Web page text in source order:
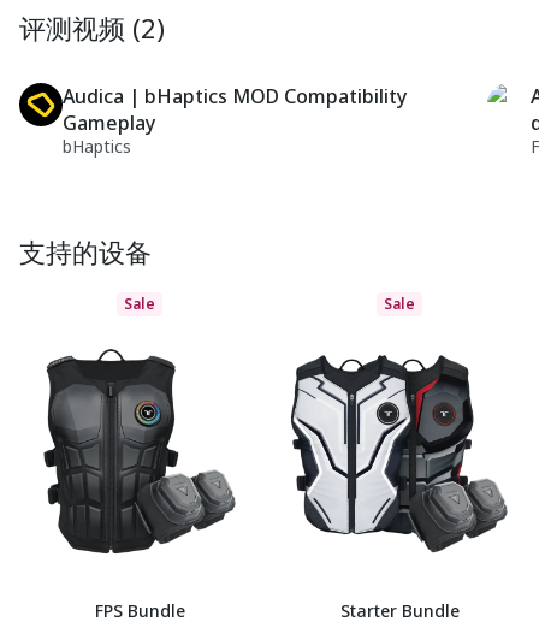
评测视频 (2)
Audica | bHaptics MOD Compatibility
Gameplay
bHaptics
支持的设备
Sale
FPS Bundle
Sale
Starter Bundle